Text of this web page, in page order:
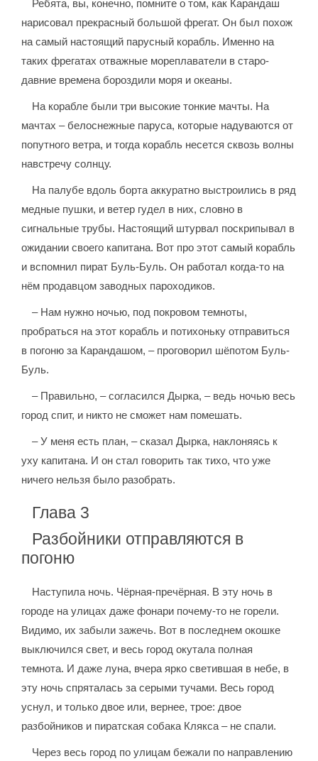
Ребята, вы, конечно, помните о том, как Карандаш
нарисовал прекрасный большой фрегат. Он был похож
на самый настоящий парусный корабль. Именно на
таких фрегатах отважные мореплаватели в старо-
давние времена бороздили моря и океаны.
На корабле были три высокие тонкие мачты. На
мачтах – белоснежные паруса, которые надуваются от
попутного ветра, и тогда корабль несется сквозь волны
навстречу солнцу.
На палубе вдоль борта аккуратно выстроились в ряд
медные пушки, и ветер гудел в них, словно в
сигнальные трубы. Настоящий штурвал поскрипывал в
ожидании своего капитана. Вот про этот самый корабль
и вспомнил пират Буль-Буль. Он работал когда-то на
нём продавцом заводных пароходиков.
– Нам нужно ночью, под покровом темноты,
пробраться на этот корабль и потихоньку отправиться
в погоню за Карандашом, – проговорил шёпотом Буль-
Буль.
– Правильно, – согласился Дырка, – ведь ночью весь
город спит, и никто не сможет нам помешать.
– У меня есть план, – сказал Дырка, наклоняясь к
уху капитана. И он стал говорить так тихо, что уже
ничего нельзя было разобрать.
Глава 3
Разбойники отправляются в
погоню
Наступила ночь. Чёрная-пречёрная. В эту ночь в
городе на улицах даже фонари почему-то не горели.
Видимо, их забыли зажечь. Вот в последнем окошке
выключился свет, и весь город окутала полная
темнота. И даже луна, вчера ярко светившая в небе, в
эту ночь спряталась за серыми тучами. Весь город
уснул, и только двое или, вернее, трое: двое
разбойников и пиратская собака Клякса – не спали.
Через весь город по улицам бежали по направлению